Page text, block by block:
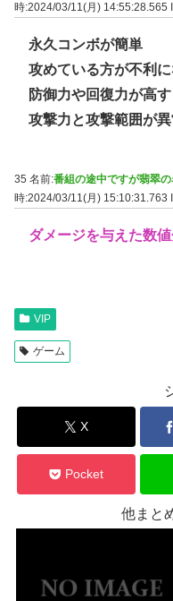
時:2024/03/11(月) 14:55:28.565
永久コンボが簡単
攻めている方が不利
防御力や回復力が高
攻撃力と攻撃範囲が異
35 名前:番組の途中ですが翡翠
時:2024/03/11(月) 15:10:31.763
ダメージを与えた数
VIP
ゲーム
X
Pocket
他まと